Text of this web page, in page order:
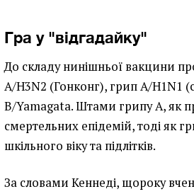
Гра у "відгадайку"
До складу нинішньої вакцини
A/H3N2 (Гонконг), грип A/H1N1
B/Yamagata. Штами грипу A, як
смертельних епідемій, тоді як
шкільного віку та підлітків.
За словами Кеннеді, щороку